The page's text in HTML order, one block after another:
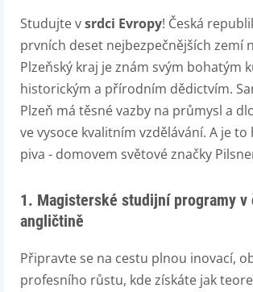
Studujte vsrdci Evropy! Česká
prvních deset nejbezpečnějších zemí
Plzeňský kraj je znám svým bohatým
historickým a přírodním dědictvím.
Plzeň má těsné vazby na průmysl a
ve vysoce kvalitním vzdělávání. A je
piva - domovem světové značky
1. Magisterské studijní programy v
angličtině
Připravte se na cestu plnou inovací,
profesního růstu, kde získáte jak